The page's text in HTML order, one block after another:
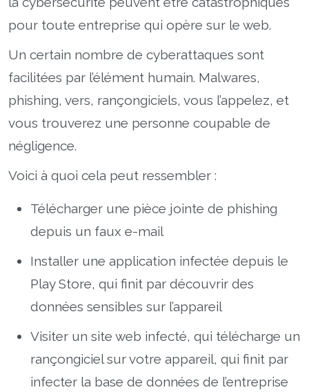
pour toute entreprise qui opère sur le web.
Un certain nombre de cyberattaques sont
facilitées par l’élément humain. Malwares,
phishing, vers, rançongiciels, vous l’appelez, et
vous trouverez une personne coupable de
négligence.
Voici à quoi cela peut ressembler :
Télécharger une pièce jointe de phishing
depuis un faux e-mail
Installer une application infectée depuis le
Play Store, qui finit par découvrir des
données sensibles sur l’appareil
Visiter un site web infecté, qui télécharge un
rançongiciel sur votre appareil, qui finit par
infecter la base de données de l’entreprise